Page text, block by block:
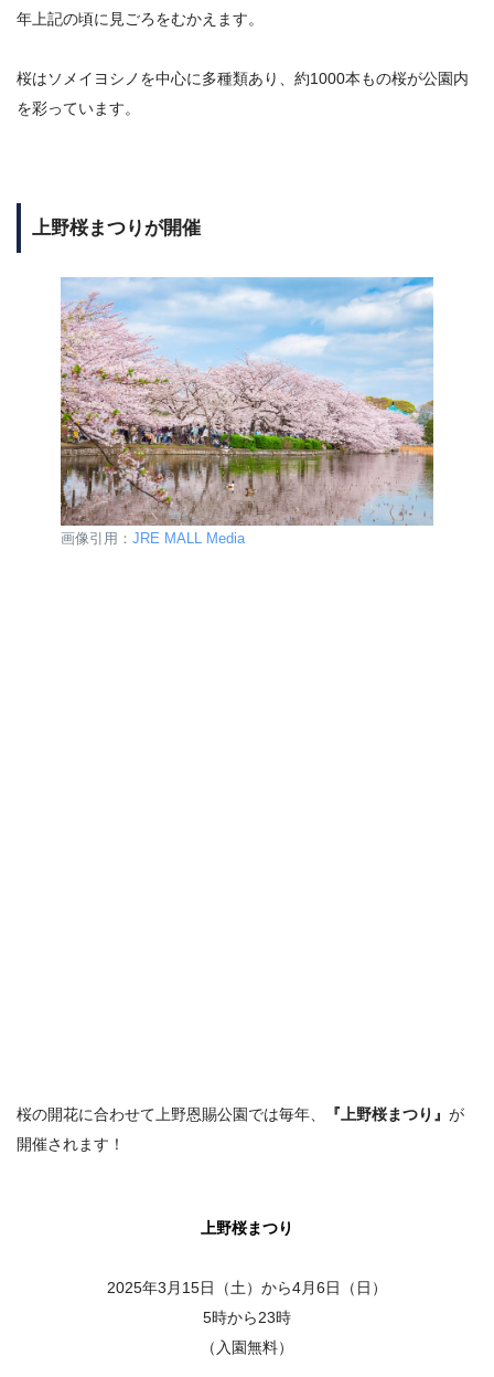
年上記の頃に見ごろをむかえます。
桜はソメイヨシノを中心に多種類あり、 約1000本もの桜が公園内
を彩っています。
上野桜まつりが開催
画像引用： JRE MALL Media
桜の開花に合わせて上野恩賜公園では毎年、 『上野桜まつり』 が
開催されます！
上野桜まつり
2025年3月15日（土）から4月6日（日）
5時から23時
（入園無料）